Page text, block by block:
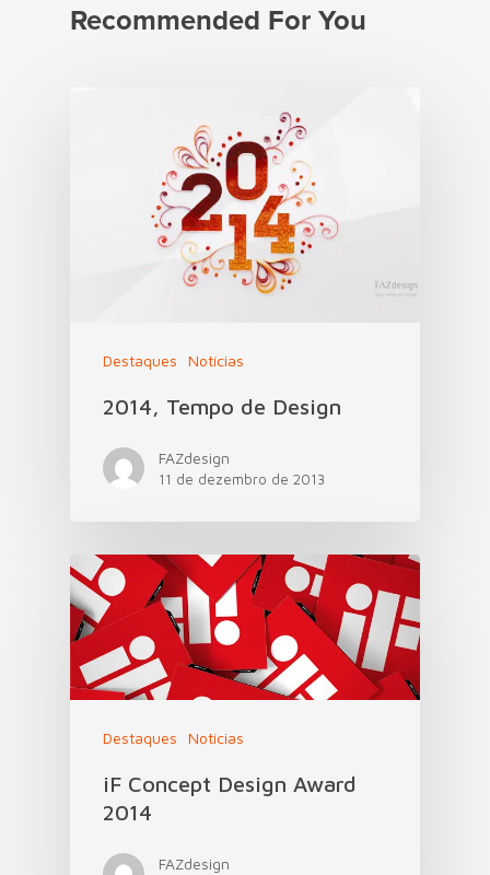
Recommended For You
Destaques Notícias
2014, Tempo de Design
FAZdesign
11 de dezembro de 2013
Destaques Notícias
iF Concept Design Award
2014
FAZdesign